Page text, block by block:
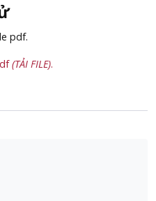
pdf.
(TẢI FILE).